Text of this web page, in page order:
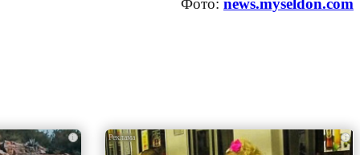
Фото: news.myseldon.com
i i